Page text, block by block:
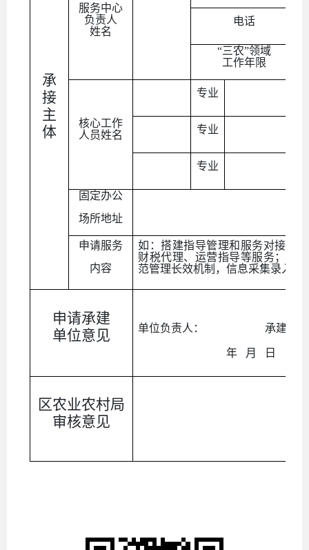
承
接
主
体
服务中心
负责人
姓名
电话
“三农”领域
工作年限
核心工作
人员姓名
专业
专业
专业
固定办公
场所地址
申请服务
内容
如：搭建指导管理和服务对接平
财税代理、运营指导等服务；为
范管理长效机制，信息采集录入等
申请承建
单位意见
单位负责人： 承建单位
年 月 日
区农业农村局
审核意见